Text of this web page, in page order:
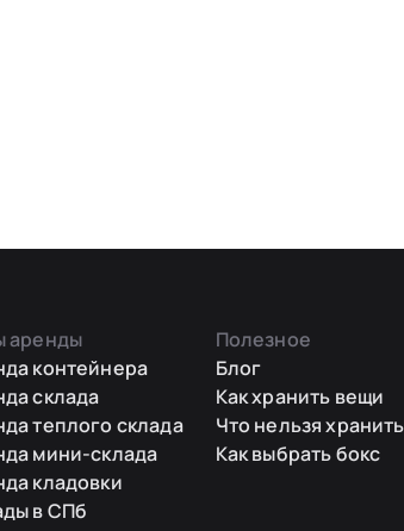
аренды
контейнера
склада
теплого склада
мини-склада
кладовки
в СПб
Полезное
Блог
Как хранить вещи
Что нельзя хранить
Как выбрать бокс